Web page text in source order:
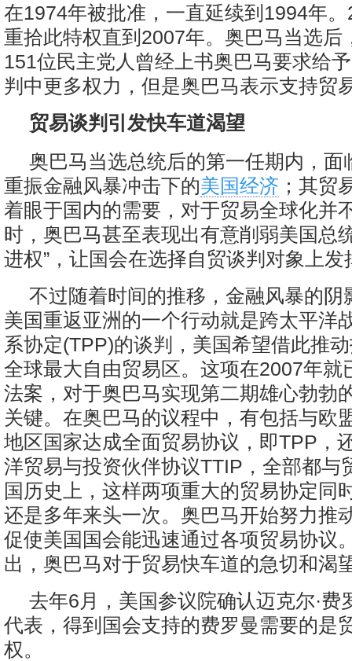
在1974年被批准，一直延续到1994年
重拾此特权直到2007年。奥巴马当选后
151位民主党人曾经上书奥巴马要求给
判中更多权力，但是奥巴马表示支持贸
贸易谈判引发快车道渴望
奥巴马当选总统后的第一任期内，面
重振金融风暴冲击下的美国经济 ；其贸
着眼于国内的需要，对于贸易全球化并
时，奥巴马甚至表现出有意削弱美国总
进权”，让国会在选择自贸谈判对象上发
不过随着时间的推移，金融风暴的阴
美国重返亚洲的一个行动就是跨太平洋
系协定(TPP)的谈判，美国希望借此推
全球最大自由贸易区。这项在2007年就
法案，对于奥巴马实现第二期雄心勃勃
关键。在奥巴马的议程中，有包括与欧
地区国家达成全面贸易协议，即TPP，
洋贸易与投资伙伴协议TTIP，全部都与
国历史上，这样两项重大的贸易协定同
还是多年来头一次。奥巴马开始努力推
促使美国国会能迅速通过各项贸易协议
出，奥巴马对于贸易快车道的急切和渴
去年6月，美国参议院确认迈克尔·费
代表，得到国会支持的费罗曼需要的是
权。